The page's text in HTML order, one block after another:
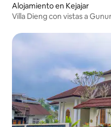
Alojamiento en Kejajar
Villa Dieng con vistas a